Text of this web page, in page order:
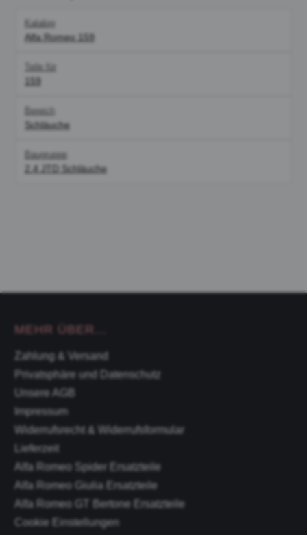
Katalog
Alfa Romeo 159
Teile für
159
Bereich
Schläuche
Baugruppe
2.4 JTD Schläuche
MEHR ÜBER...
Zahlung & Versand
Privatsphäre und Datenschutz
Unsere AGB
Impressum
Widerrufsrecht & Widerrufsformular
Lieferzeit
Alfa Romeo Spider Ersatzteile
Alfa Romeo Giulia Ersatzteile
Alfa Romeo GT Bertone Ersatzteile
Cookie Einstellungen